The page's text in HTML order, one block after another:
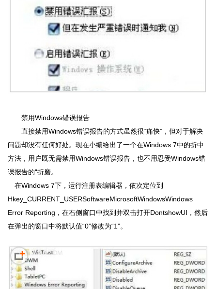
禁用Windows错误报告
直接禁用Windows错误报告的方式虽然很“痛快”，但对于解决
问题却没有任何好处。现在小编给出了一个在Windows 7中的折中
方法，用户既无需禁用Windows错误报告，也不用忍受Windows错
误报告的“折磨。
在Windows 7下，运行注册表编辑器，依次定位到
Hkey_CURRENT_USERSoftwareMicrosoftWindowsWindows
Error Reporting，在右侧窗口中找到并双击打开DontshowUI，然后
在弹出的窗口中将默认值“0”修改为“1”。